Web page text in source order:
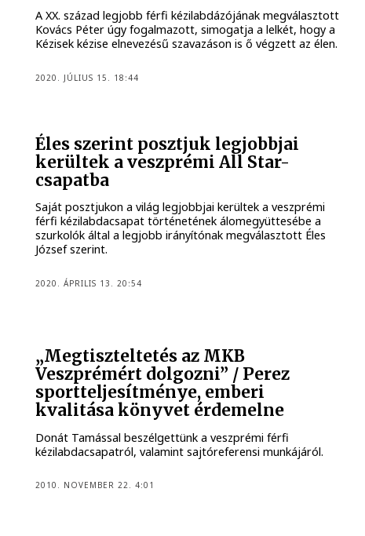
A XX. század legjobb férfi kézilabdázójának megválasztott
Kovács Péter úgy fogalmazott, simogatja a lelkét, hogy a
Kézisek kézise elnevezésű szavazáson is ő végzett az élen.
2020. JÚLIUS 15. 18:44
Éles szerint posztjuk legjobbjai
kerültek a veszprémi All Star-
csapatba
Saját posztjukon a világ legjobbjai kerültek a veszprémi
férfi kézilabdacsapat történetének álomegyüttesébe a
szurkolók által a legjobb irányítónak megválasztott Éles
József szerint.
2020. ÁPRILIS 13. 20:54
„Megtiszteltetés az MKB
Veszprémért dolgozni” / Perez
sportteljesítménye, emberi
kvalitása könyvet érdemelne
Donát Tamással beszélgettünk a veszprémi férfi
kézilabdacsapatról, valamint sajtóreferensi munkájáról.
2010. NOVEMBER 22. 4:01